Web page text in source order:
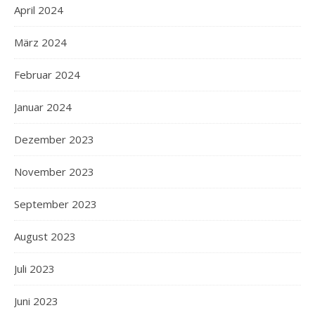
April 2024
März 2024
Februar 2024
Januar 2024
Dezember 2023
November 2023
September 2023
August 2023
Juli 2023
Juni 2023